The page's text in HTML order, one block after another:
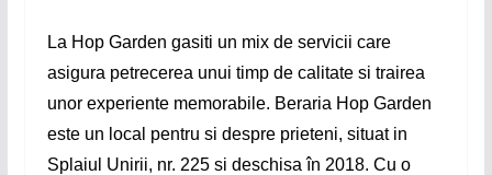
La Hop Garden gasiti un mix de servicii care
asigura petrecerea unui timp de calitate si trairea
unor experiente memorabile. Beraria Hop Garden
este un local pentru si despre prieteni, situat in
Splaiul Unirii, nr. 225 si deschisa în 2018. Cu o